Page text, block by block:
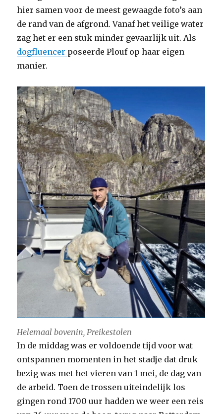
hier samen voor de meest gewaagde foto’s aan
de rand van de afgrond. Vanaf het veilige water
zag het er een stuk minder gevaarlijk uit. Als
dogfluencer poseerde Plouf op haar eigen
manier.
Helemaal bovenin, Preikestolen
In de middag was er voldoende tijd voor wat
ontspannen momenten in het stadje dat druk
bezig was met het vieren van 1 mei, de dag van
de arbeid. Toen de trossen uiteindelijk los
gingen rond 1700 uur hadden we weer een reis